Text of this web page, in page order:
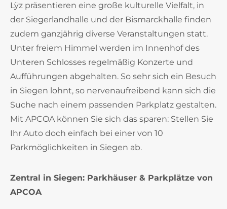
Lÿz präsentieren eine große kulturelle Vielfalt, in
der Siegerlandhalle und der Bismarckhalle finden
zudem ganzjährig diverse Veranstaltungen statt.
Unter freiem Himmel werden im Innenhof des
Unteren Schlosses regelmäßig Konzerte und
Aufführungen abgehalten. So sehr sich ein Besuch
in Siegen lohnt, so nervenaufreibend kann sich die
Suche nach einem passenden Parkplatz gestalten.
Mit APCOA können Sie sich das sparen: Stellen Sie
Ihr Auto doch einfach bei einer von 10
Parkmöglichkeiten in Siegen ab.
Zentral in Siegen: Parkhäuser & Parkplätze von
APCOA